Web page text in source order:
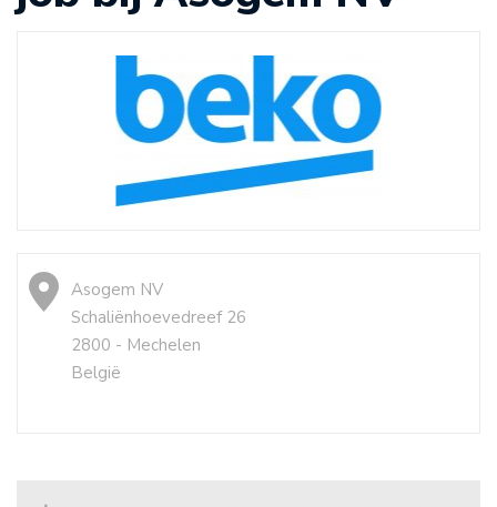
Asogem NV
Schaliënhoevedreef 26
2800 - Mechelen
België